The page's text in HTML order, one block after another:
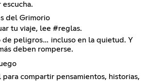
del Grimorio
tu viaje, lee #reglas.
de peligros… incluso en la quietud. Y
deben romperse.
compartir pensamientos, historias,